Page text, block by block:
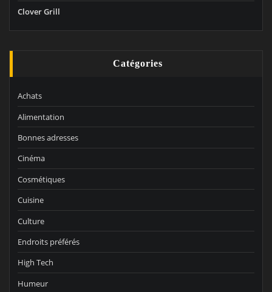
Clover Grill
Catégories
Achats
Alimentation
Bonnes adresses
Cinéma
Cosmétiques
Cuisine
Culture
Endroits préférés
High Tech
Humeur